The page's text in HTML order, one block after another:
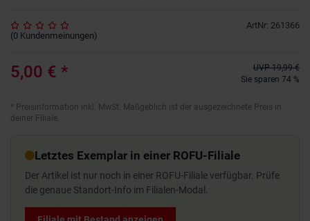
ArtNr: 261366
(0 Kundenmeinungen)
5,00 € * UVP 19,99 €
Sie sparen 74 %
* Preisinformation inkl. MwSt. Maßgeblich ist der ausgezeichnete Preis in
deiner Filiale.
Letztes Exemplar in einer ROFU-Filiale
Der Artikel ist nur noch in einer ROFU-Filiale verfügbar. Prüfe
die genaue Standort-Info im Filialen-Modal.